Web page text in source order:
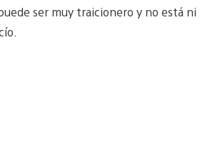
ser muy traicionero y no está ni